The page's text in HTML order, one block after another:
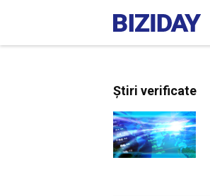
Știri verificate